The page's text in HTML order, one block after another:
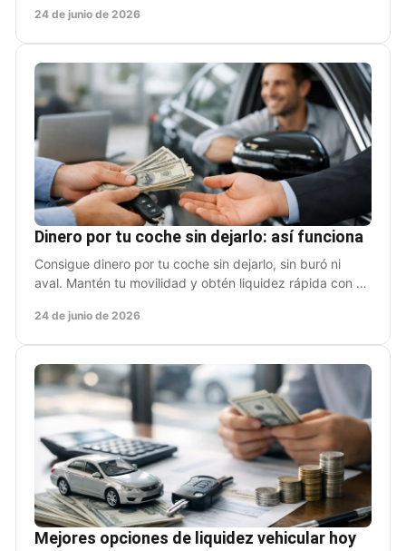
24 de junio de 2026
Dinero por tu coche sin dejarlo: así funciona
Consigue dinero por tu coche sin dejarlo, sin buró ni
aval. Mantén tu movilidad y obtén liquidez rápida con un
24 de junio de 2026
Mejores opciones de liquidez vehicular hoy